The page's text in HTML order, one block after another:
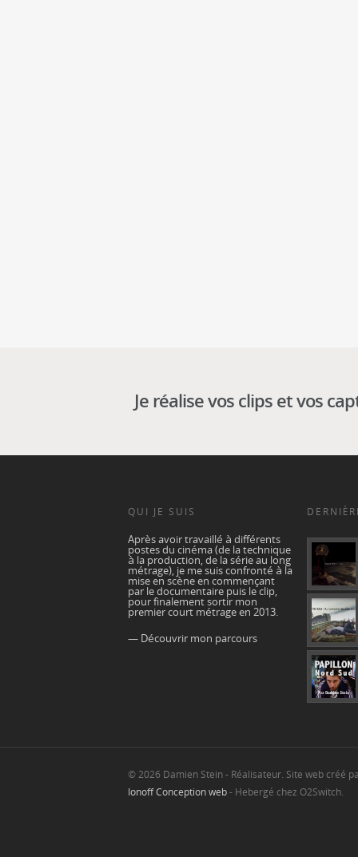
Je réalise vos clips et vos
QUI JE SUIS
Après avoir travaillé à différents
postes du cinéma (de la technique
à la production, de la série au long
métrage), je me suis confronté à la
mise en scène en commençant
par le documentaire puis le clip,
pour finalement sortir mon
premier court métrage en 2013.
— Découvrir mon parcours
© 2026 Damien Stein - Réalisateur. Site web créé
Ionoff Conception web- Hebergé chez O2Switch.